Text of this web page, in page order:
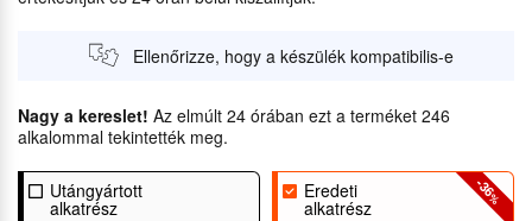
Ellenőrizze, hogy a készülék kompatibilis-e
Nagy a kereslet! Az elmúlt 24 órában ezt a terméket 246
alkalommal tekintették meg.
Utángyártott
alkatrész
-36
%
Eredeti
alkatrész